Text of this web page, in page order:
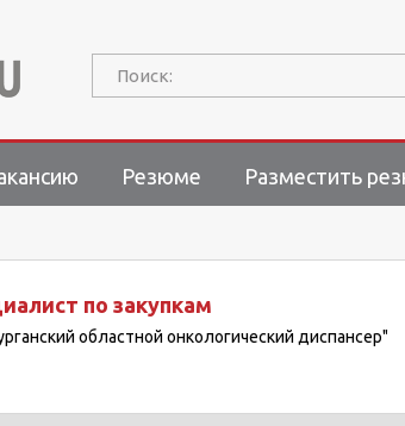
Поиск:
Резюме Разместить
по закупкам
областной онкологический диспансер"